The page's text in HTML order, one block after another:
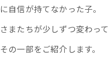
自信が持てなかった子。
またちが少しずつ変わっ
の一部をご紹介します。